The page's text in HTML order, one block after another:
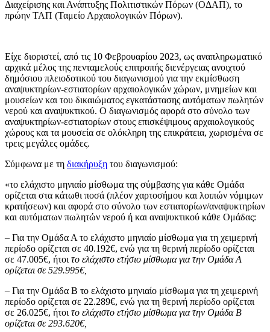
Διαχείρισης και Ανάπτυξης Πολιτιστικών Πόρων (ΟΔΑΠ), το
πρώην ΤΑΠ (Ταμείο Αρχαιολογικών Πόρων).
Είχε διοριστεί, από τις 10 Φεβρουαρίου 2023, ως αναπληρωματικό
αρχικά μέλος της πενταμελούς επιτροπής διενέργειας ανοιχτού
δημόσιου πλειοδοτικού του διαγωνισμού για την εκμίσθωση
αναψυκτηρίων-εστιατορίων αρχαιολογικών χώρων, μνημείων και
μουσείων και του δικαιώματος εγκατάστασης αυτόματων πωλητών
νερού και αναψυκτικού. Ο διαγωνισμός αφορά στο σύνολο των
αναψυκτηρίων-εστιατορίων στους επισκέψιμους αρχαιολογικούς
χώρους και τα μουσεία σε ολόκληρη της επικράτεια, χωρισμένα σε
τρεις μεγάλες ομάδες.
Σύμφωνα με τη διακήρυξη του διαγωνισμού:
«το ελάχιστο μηνιαίο μίσθωμα της σύμβασης για κάθε Ομάδα
ορίζεται στα κάτωθι ποσά (πλέον χαρτοσήμου και λοιπών νόμιμων
κρατήσεων) και αφορά στο σύνολο των εστιατορίων/αναψυκτηρίων
και αυτόματων πωλητών νερού ή και αναψυκτικού κάθε Ομάδας:
– Για την Ομάδα Α το ελάχιστο μηνιαίο μίσθωμα για τη χειμερινή
περίοδο ορίζεται σε 40.192€, ενώ για τη θερινή περίοδο ορίζεται
σε 47.005€, ήτοι το ελάχιστο ετήσιο μίσθωμα για την Ομάδα Α
ορίζεται σε 529.995€,
– Για την Ομάδα Β το ελάχιστο μηνιαίο μίσθωμα για τη χειμερινή
περίοδο ορίζεται σε 22.289€, ενώ για τη θερινή περίοδο ορίζεται
σε 26.025€, ήτοι το ελάχιστο ετήσιο μίσθωμα για την Ομάδα Β
ορίζεται σε 293.620€,